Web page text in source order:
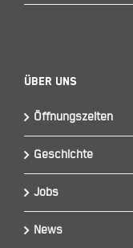
Über Uns
Öffnungszeiten
Geschichte
Jobs
News